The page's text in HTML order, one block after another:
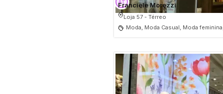
Franciele Morezzi
Loja 57 - Térreo
Moda, Moda Casual, Moda